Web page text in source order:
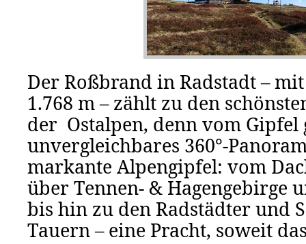
Der Roßbrand in Radstadt –
1.768 m – zählt zu den
der Ostalpen, denn vom Gipfel
unvergleichbares 360°-
markante Alpengipfel: vom
über Tennen- & Hagengebirge
bis hin zu den Radstädter und
Tauern – eine Pracht, soweit